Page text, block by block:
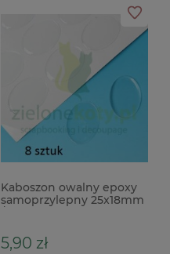
Kaboszon owalny epoxy
samoprzylepny 25x18mm
5,90 zł